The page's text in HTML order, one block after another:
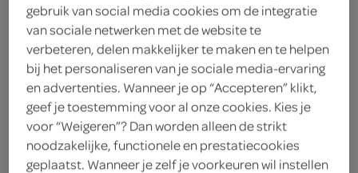
M&M'S
176 Gram
Let op: aanbiedingen zijn niet zichtbaar bij de
producten, maar worden wél automatisch
verwerkt in de winkelmand.
gebruik van social media cookies om de integratie
van sociale netwerken met de website te
verbeteren, delen makkelijker te maken en te helpen
bij het personaliseren van je sociale media-ervaring
en advertenties. Wanneer je op “Accepteren” klikt,
geef je toestemming voor al onze cookies. Kies je
voor “Weigeren”? Dan worden alleen de strikt
noodzakelijke, functionele en prestatiecookies
geplaatst. Wanneer je zelf je voorkeuren wil instellen